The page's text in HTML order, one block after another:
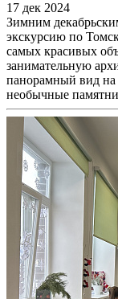
17 дек 2024
Зимним
экскурсию по
самых красивых
занимательную
панорамный вид на
необычные